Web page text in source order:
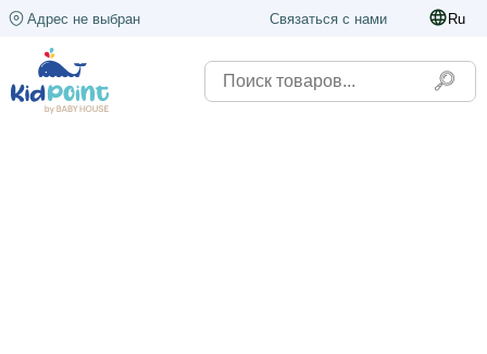
Адрес не выбран Связаться с нами Ru